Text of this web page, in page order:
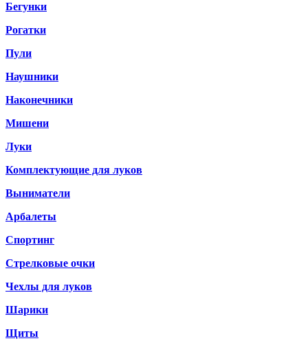
Бегунки
Рогатки
Пули
Наушники
Наконечники
Мишени
Луки
Комплектующие для луков
Выниматели
Арбалеты
Спортинг
Стрелковые очки
Чехлы для луков
Шарики
Щиты